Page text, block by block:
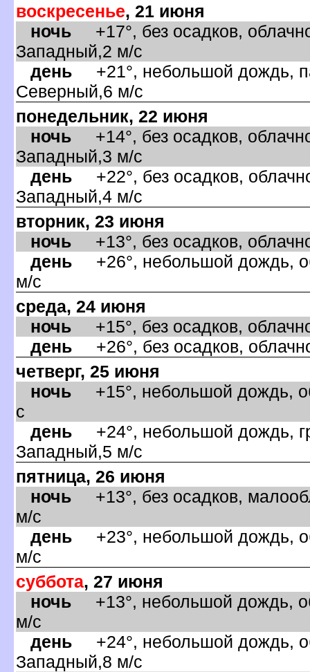
оскресенье, 21 июня
ночь +17°, без осадков,
Западный,2 м/с
день +21°, небольшой дождь,
Северный,6 м/с
понедельник, 22 июня
ночь +14°, без осадков,
Западный,3 м/с
день +22°, без осадков,
Западный,4 м/с
торник, 23 июня
ночь +13°, без осадков,
день +26°, небольшой дождь,
м/с
среда, 24 июня
ночь +15°, без осадков,
день +26°, без осадков,
четверг, 25 июня
ночь +15°, небольшой дождь,
с
день +24°, небольшой дождь,
Западный,5 м/с
пятница, 26 июня
ночь +13°, без осадков,
м/с
день +23°, небольшой дождь,
м/с
суббота, 27 июня
ночь +13°, небольшой дождь,
м/с
день +24°, небольшой дождь,
Западный,8 м/с